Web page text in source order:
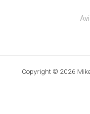
Copyright © 2026